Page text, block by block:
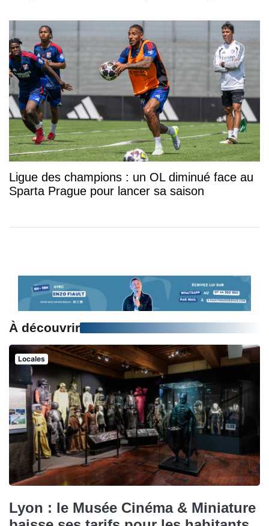
Ligue des champions : un OL diminué face au
Sparta Prague pour lancer sa saison
À découvrir
Locales
Lyon : le Musée Cinéma & Miniature